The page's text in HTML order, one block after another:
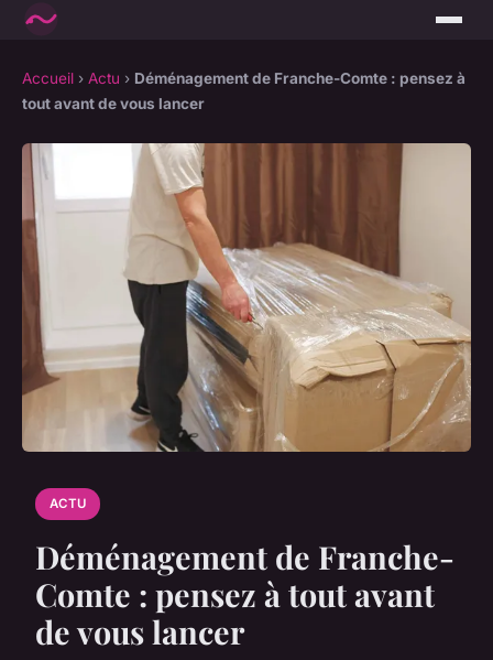
Accueil › Actu › Déménagement de Franche-Comte : pensez à
tout avant de vous lancer
ACTU
Déménagement de Franche-
Comte : pensez à tout avant
de vous lancer